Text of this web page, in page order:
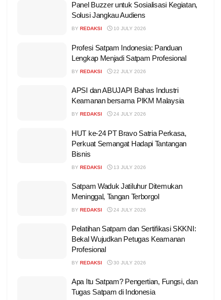
Panel Buzzer untuk Sosialisasi Kegiatan,
Solusi Jangkau Audiens
BY REDAKSI 10 JULY 2026
Profesi Satpam Indonesia: Panduan
Lengkap Menjadi Satpam Profesional
BY REDAKSI 22 JULY 2026
APSI dan ABUJAPI Bahas Industri
Keamanan bersama PIKM Malaysia
BY REDAKSI 24 JULY 2026
HUT ke-24 PT Bravo Satria Perkasa,
Perkuat Semangat Hadapi Tantangan
Bisnis
BY REDAKSI 13 JULY 2026
Satpam Waduk Jatiluhur Ditemukan
Meninggal, Tangan Terborgol
BY REDAKSI 24 JULY 2026
Pelatihan Satpam dan Sertifikasi SKKNI:
Bekal Wujudkan Petugas Keamanan
Profesional
BY REDAKSI 30 JULY 2026
Apa Itu Satpam? Pengertian, Fungsi, dan
Tugas Satpam di Indonesia